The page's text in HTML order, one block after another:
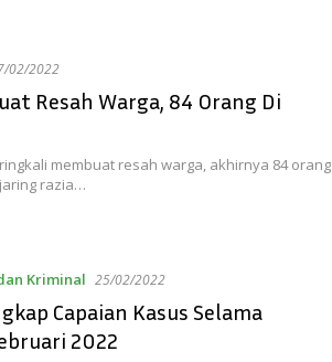
02/2022
Resah Warga, 84 Orang Di
membuat resah warga, akhirnya 84 orang
razia…
Kriminal 25/02/2022
Capaian Kasus Selama
2022